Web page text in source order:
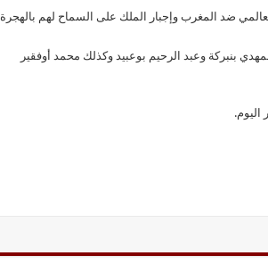
ضد المغرب وإجبار الملك على السماح لهم بالهجرة
بنبركة وعبد الرحيم بوعبيد وكذلك محمد أوفقير
اليوم.